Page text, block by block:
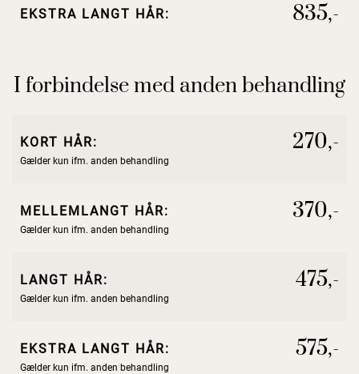
EKSTRA LANGT HÅR: 835,-
I forbindelse med anden behandling
KORT HÅR: 270,-
Gælder kun ifm. anden behandling
MELLEMLANGT HÅR: 370,-
Gælder kun ifm. anden behandling
LANGT HÅR: 475,-
Gælder kun ifm. anden behandling
EKSTRA LANGT HÅR: 575,-
Gælder kun ifm. anden behandling